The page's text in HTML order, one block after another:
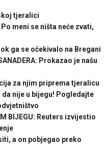
tjeralici
Po meni se ništa neće zvati,
ga se očekivalo na Bregani
Prokazao je našu
za njim priprema tjeralicu
nije u bijegu! Pogledajte
BIJEGU: Reuters izvijestio
a on pobjegao preko